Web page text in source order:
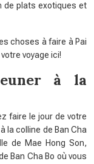
de plats exotiques et
choses à faire à Pai
voyage ici!
à la
faire le jour de votre
la colline de Ban Cha
de Mae Hong Son,
Ban Cha Bo où vous